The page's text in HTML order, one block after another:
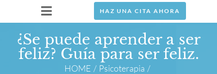
HAZ UNA CITA AHORA
¿Se puede aprender a ser
feliz? Guía para ser feliz.
HOME / Psicoterapia /